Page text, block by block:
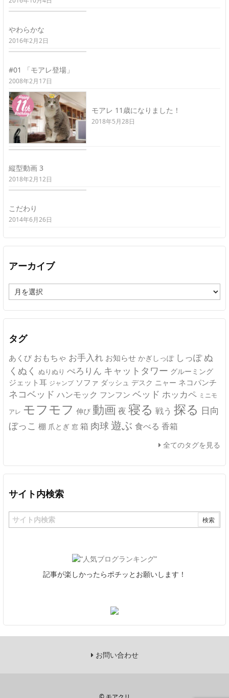
やわらかな
2016年2月2日
#01 「モアレ登場」
2008年2月17日
モアレ 11歳になりました！
2018年5月28日
縦型動画 3
2018年2月12日
こだわり
2014年6月26日
アーカイブ
ー
カ
イ
タグ
あくび おもちゃ お手入れ お知らせ かぎしっぽ しっぽ ぬ
くぬく ぬりぬり ぺろりん キャットタワー グルーミング
ジェット耳 ジャンプ ソファ ダッシュ デスク ニャー ネコパンチ
ネコベッド ハンモック フンフン ベッド ホッカペ ミニモ
アレ モフモフ 伸び 動画 夜 寝る 戦う 探る 日向
ぼっこ 棚 爪とぎ 窓 箱 肉球 遊ぶ 食べる 香箱
全てのタグを見る
サイト内検索
記事が楽しかったらポチッとお願いします！
お問い合わせ